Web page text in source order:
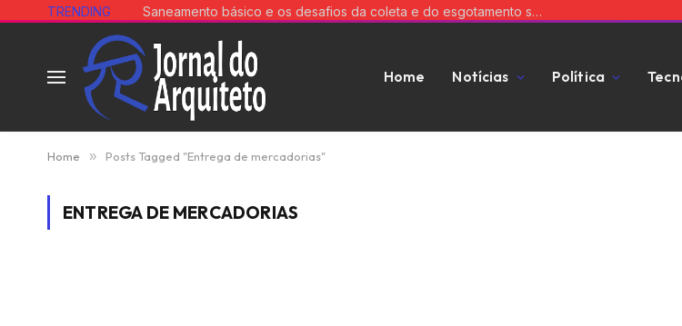
TRENDING Saneamento básico e os desafios da coleta e do esgotamento sanitário
Home Notícias Política
Home » Posts Tagged "Entrega de mercadorias"
ENTREGA DE MERCADORIAS